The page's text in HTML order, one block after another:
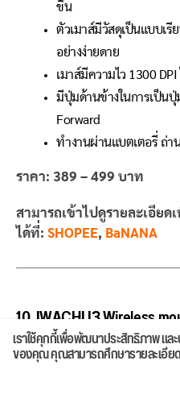
ขึ้น
ตัวเมาส์มีวัสดุเป็นแบบเรี
อย่างง่ายดาย
เมาส์มีความไว 1300
มีปุ่มด้านข้างในการเป็น
Forward
ทำงานผ่านแบตเตอรี่ ถ่า
ราคา: 389 – 499 บาท
สามารถเข้าไปดูรายละเอียด
ได้ที่: SHOPEE, BaNANA
10. IWACHI I3 Wireless
Bluetooth mouse
เราใช้คุกกี้เพื่อพัฒนาประสิทธิภาพ แล
ของคุณ คุณสามารถศึกษารายละเอีย